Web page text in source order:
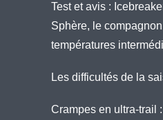
Test et avis :
Sphère, le
températures
Les difficultés de la
Crampes en ultra-trail